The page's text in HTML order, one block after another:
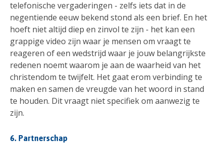
telefonische vergaderingen - zelfs iets dat in de
negentiende eeuw bekend stond als een brief. En het
hoeft niet altijd diep en zinvol te zijn - het kan een
grappige video zijn waar je mensen om vraagt ​​te
reageren of een wedstrijd waar je jouw belangrijkste
redenen noemt waarom je aan de waarheid van het
christendom te twijfelt. Het gaat erom verbinding te
maken en samen de vreugde van het woord in stand
te houden. Dit vraagt niet specifiek om aanwezig te
zijn.
6. Partnerschap